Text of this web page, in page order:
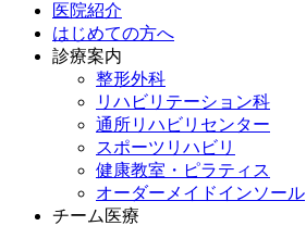
医院紹介
はじめての方へ
診療案内
整形外科
リハビリテーション科
通所リハビリセンター
スポーツリハビリ
健康教室・ピラティス
オーダーメイドインソール
チーム医療